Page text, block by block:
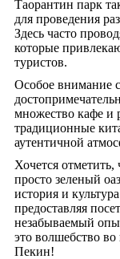
Таорантин парк
для проведения
Здесь часто
которые
туристов.
Особое внимание
множество кафе и
традиционные
аутентичной
Хочется
просто зеленый
история и
предоставляя
незабываемый
это волшебство
Пекин!